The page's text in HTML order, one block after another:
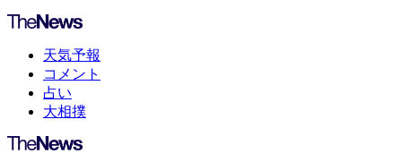
天気予報
コメント
占い
大相撲